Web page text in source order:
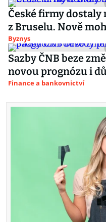
České firmy
z Bruselu. Nově
Byznys
Sazby ČNB beze
novou prognózu i
Finance a bankovnictví